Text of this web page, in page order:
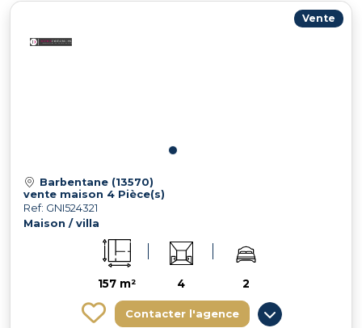
Vente
Barbentane (13570)
vente maison 4 Pièce(s)
Ref: GNI524321
Maison / villa
157 m² 4 2
Contacter l'agence